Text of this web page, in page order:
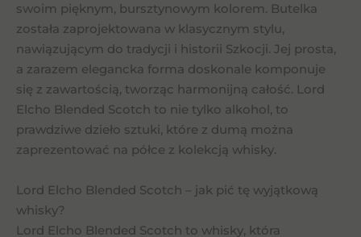
swoim pięknym, bursztynowym kolorem. Butelka
została zaprojektowana w klasycznym stylu,
nawiązującym do tradycji i historii Szkocji. Jej prosta,
a zarazem elegancka forma doskonale komponuje
się z zawartością, tworząc harmonijną całość. Lord
Elcho Blended Scotch to nie tylko alkohol, to
prawdziwe dzieło sztuki, które z dumą można
zaprezentować na półce z kolekcją whisky.
Lord Elcho Blended Scotch – jak pić tę wyjątkową
whisky?
Lord Elcho Blended Scotch to whisky, która